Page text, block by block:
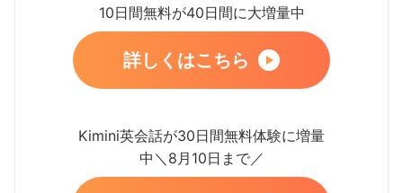
10日間無料が40日間に大増量中
詳しくはこちら
Kimini英会話が30日間無料体験に増量
中＼8月10日まで／